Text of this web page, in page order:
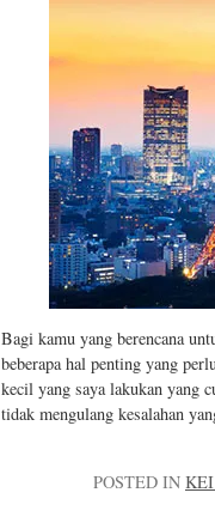
Bagi kamu yang berencana
beberapa hal penting yang
kecil yang saya lakukan yang
tidak mengulang kesalahan
POSTED IN